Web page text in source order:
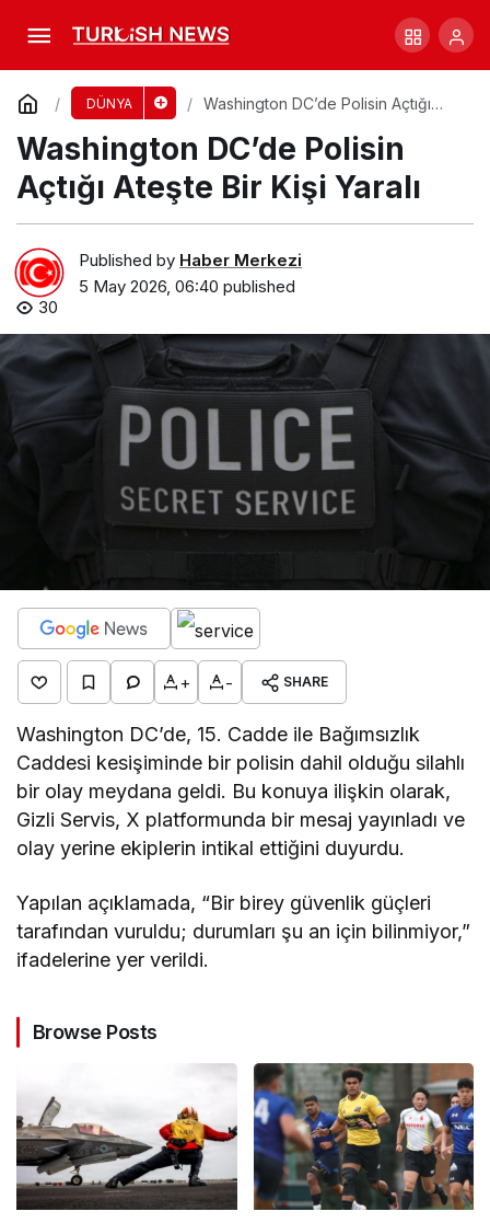
DÜNYA
Washington DC’de Polisin Açtığı
Washington DC’de Polisin
Açtığı Ateşte Bir Kişi Yaralı
Published by Haber Merkezi
5 May 2026, 06:40 published
30
+ - SHARE
Washington DC’de, 15. Cadde ile Bağımsızlık
Caddesi kesişiminde bir polisin dahil olduğu silahlı
bir olay meydana geldi. Bu konuya ilişkin olarak,
Gizli Servis, X platformunda bir mesaj yayınladı ve
olay yerine ekiplerin intikal ettiğini duyurdu.
Yapılan açıklamada, “Bir birey güvenlik güçleri
tarafından vuruldu; durumları şu an için bilinmiyor,”
ifadelerine yer verildi.
Browse Posts
İran, ABD Donanması’na Saldırı İddia Etti!
Comment Share